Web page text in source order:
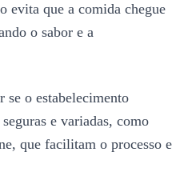
evita que a comida chegue
o sabor e a
se o estabelecimento
e variadas, como
que facilitam o processo e